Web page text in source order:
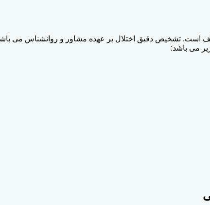
است. تشخیص دقیق اختلال بر عهده مشاور و روانشناس می
می باشد: